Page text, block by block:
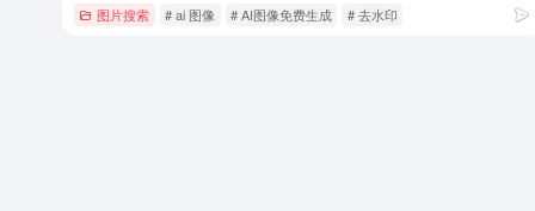
图片搜索 # ai 图像 # AI图像免费生成 # 去水印